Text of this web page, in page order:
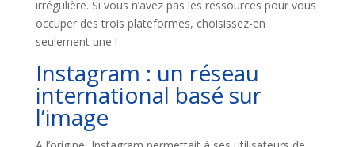
irrégulière. Si vous n’avez pas les ressources pour vous
occuper des trois plateformes, choisissez-en
seulement une !
Instagram : un réseau
international basé sur
l’image